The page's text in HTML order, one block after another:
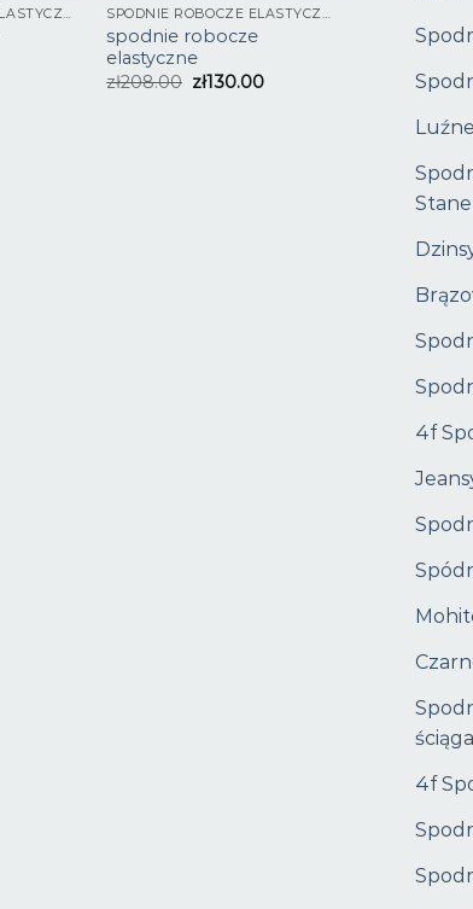
4f
4f
SPODNIE ROBOCZE ELASTYCZNE SPODNIE ROBOCZE ELASTYCZNE
spodnie robocze
elastyczne
zł208.00 zł130.00